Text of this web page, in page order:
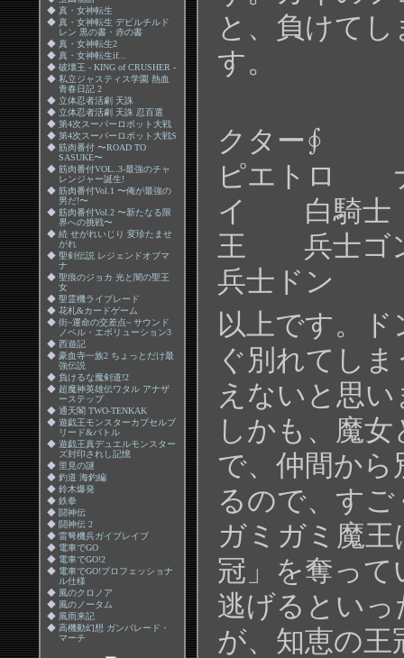
◆ 真・女神転生
◆ 真・女神転生 デビルチルド
レン 黒の書・赤の書
◆ 真・女神転生2
◆ 真・女神転生if...
◆ 破壊王 - KING of CRUSHER -
◆ 私立ジャスティス学園 熱血
青春日記 2
◆ 立体忍者活劇 天誅
◆ 立体忍者活劇 天誅 忍百選
◆ 第4次スーパーロボット大戦
◆ 第4次スーパーロボット大戦S
◆ 筋肉番付 〜ROAD TO
SASUKE〜
◆ 筋肉番付VOL..3-最強のチャ
レンジャー誕生!
◆ 筋肉番付Vol.1 〜俺が最強の
男だ!〜
◆ 筋肉番付Vol.2 〜新たなる限
界への挑戦〜
◆ 続 せがれいじり 変珍たませ
がれ
◆ 聖剣伝説 レジェンドオブマ
ナ
◆ 聖痕のジョカ 光と闇の聖王
女
◆ 聖霊機ライブレード
◆ 花札&カードゲーム
◆ 街~運命の交差点~ サウンド
ノベル・エボリューション3
◆ 西遊記
◆ 豪血寺一族2 ちょっとだけ最
強伝説
◆ 負けるな魔剣道!2
◆ 超魔神英雄伝ワタル アナザ
ーステップ
◆ 通天閣 TWO-TENKAK
◆ 遊戯王モンスターカプセルブ
リード&バトル
◆ 遊戯王真デュエルモンスター
ズ封印されし記憶
◆ 里見の謎
◆ 釣道 海釣編
◆ 鈴木爆発
◆ 鉄拳
◆ 闘神伝
◆ 闘神伝 2
◆ 雷弩機兵ガイブレイブ
◆ 電車でGO
◆ 電車でGO!2
◆ 電車でGO!プロフェッショナ
ル仕様
◆ 風のクロノア
◆ 風のノータム
◆ 風雨来記
◆ 高機動幻想 ガンパレード・
マーチ
と、負けて
す。
クター∮
ピエトロ
イ 白騎士
王 兵士ゴ
兵士ドン
以上です。
ぐ別れてし
えないと思い
しかも、魔
で、仲間から
るので、す
ガミガミ魔
冠」を奪って
逃げるとい
が、知恵の王